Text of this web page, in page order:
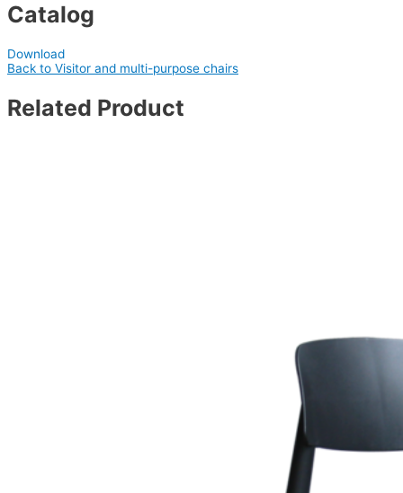
Catalog
Download
Back to Visitor and multi-purpose chairs
Related Product